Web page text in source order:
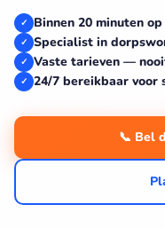
✓ Binnen 20 minuten
✓ Specialist in
✓ Vaste tarieven —
✓ 24/7 bereikbaar voor
📞 Bel